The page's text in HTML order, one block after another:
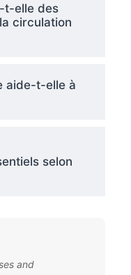
t-elle des
circulation
aide-t-elle à
selon
and